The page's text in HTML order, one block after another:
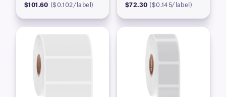
$101.60 ($0.102/label) $72.30 ($0.145/label)